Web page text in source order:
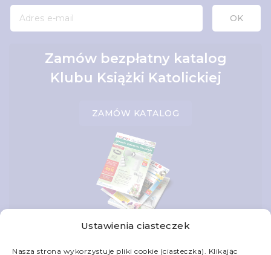
Ustawienia ciasteczek
Nasza strona wykorzystuje pliki cookie (ciasteczka). Klikając
Zamów bezpłatny katalog
Klubu Książki Katolickiej
ZAMÓW KATALOG